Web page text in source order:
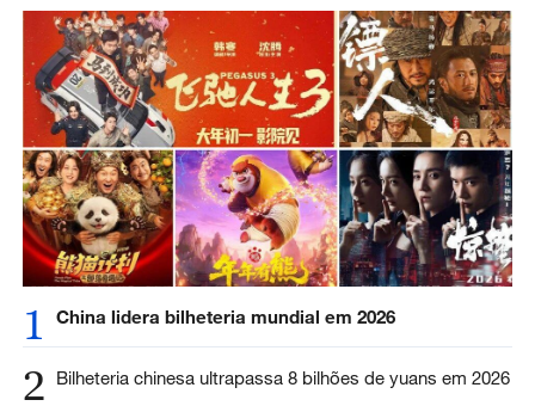
1 China lidera bilheteria mundial em 2026
2 Bilheteria chinesa ultrapassa 8 bilhões de yuans em 2026